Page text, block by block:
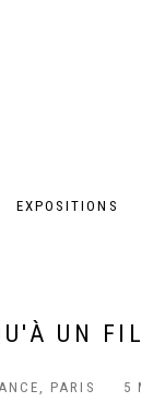
EXPOSITIONS
UN FIL
PARIS 5